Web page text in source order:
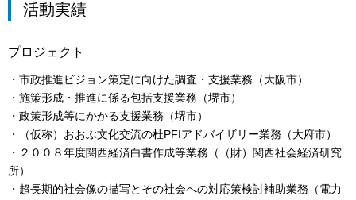
活動実績
プロジェクト
・市政推進ビジョン策定に向けた調査・支援業務（大阪市）
・施策形成・推進に係る包括支援業務（堺市）
・政策形成等にかかる支援業務（堺市）
・（仮称）おおぶ文化交流の杜PFIアドバイザリー業務（大府市）
・２００８年度関西経済白書作成等業務（（財）関西社会経済研究
所）
・超長期的社会像の描写とその社会への対応策検討補助業務（電力